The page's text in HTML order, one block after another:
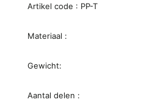
Artikel code : PP-T
Materiaal :
Gewicht:
Aantal delen :